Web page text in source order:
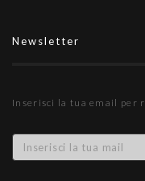
Newsletter
Inserisci la tua email per